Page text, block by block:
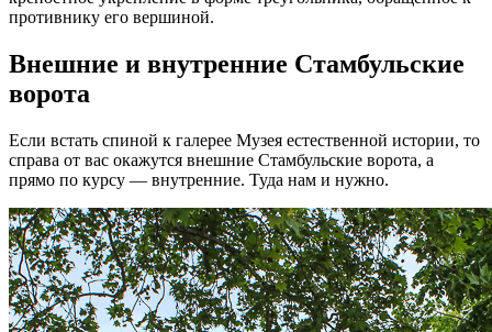
противнику его вершиной.
Внешние и внутренние Стамбульские
ворота
Если встать спиной к галерее Музея естественной истории, то
справа от вас окажутся внешние Стамбульские ворота, а
прямо по курсу — внутренние. Туда нам и нужно.